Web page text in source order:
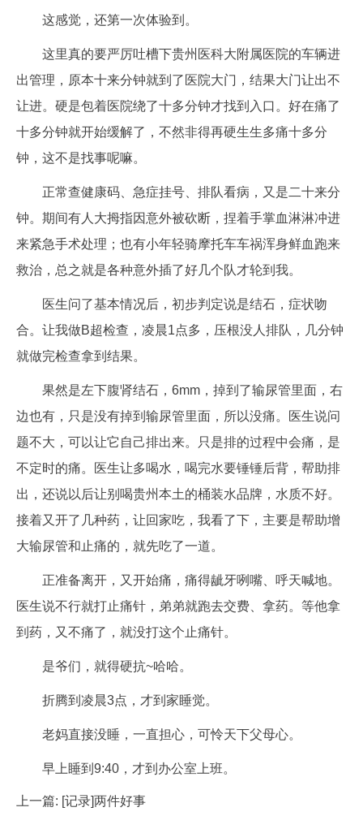
这感觉，还第一次体验到。
这里真的要严厉吐槽下贵州医科大附属医院的车辆进
出管理，原本十来分钟就到了医院大门，结果大门让出不
让进。硬是包着医院绕了十多分钟才找到入口。好在痛了
十多分钟就开始缓解了，不然非得再硬生生多痛十多分
钟，这不是找事呢嘛。
正常查健康码、急症挂号、排队看病，又是二十来分
钟。期间有人大拇指因意外被砍断，捏着手掌血淋淋冲进
来紧急手术处理；也有小年轻骑摩托车车祸浑身鲜血跑来
救治，总之就是各种意外插了好几个队才轮到我。
医生问了基本情况后，初步判定说是结石，症状吻
合。让我做B超检查，凌晨1点多，压根没人排队，几分钟
就做完检查拿到结果。
果然是左下腹肾结石，6mm，掉到了输尿管里面，右
边也有，只是没有掉到输尿管里面，所以没痛。医生说问
题不大，可以让它自己排出来。只是排的过程中会痛，是
不定时的痛。医生让多喝水，喝完水要锤锤后背，帮助排
出，还说以后让别喝贵州本土的桶装水品牌，水质不好。
接着又开了几种药，让回家吃，我看了下，主要是帮助增
大输尿管和止痛的，就先吃了一道。
正准备离开，又开始痛，痛得龇牙咧嘴、呼天喊地。
医生说不行就打止痛针，弟弟就跑去交费、拿药。等他拿
到药，又不痛了，就没打这个止痛针。
是爷们，就得硬抗~哈哈。
折腾到凌晨3点，才到家睡觉。
老妈直接没睡，一直担心，可怜天下父母心。
早上睡到9:40，才到办公室上班。
上一篇: [记录]两件好事